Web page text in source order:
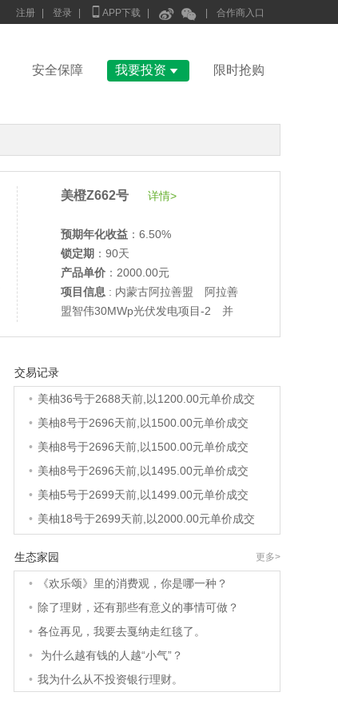
注册 登录  APP下载   合作商入口
安全保障 我要投资  限时抢购
美橙Z662号 详情>
预期年化收益 ：6.50%
锁定期 ：90天
产品单价 ：2000.00元
项目信息 : 内蒙古阿拉善盟 阿拉善
盟智伟30MWp光伏发电项目-2 并
交易记录
• 美柚40号于2687天前,以1200.00元单价成交
• 美柚36号于2688天前,以1200.00元单价成交
• 美柚8号于2696天前,以1500.00元单价成交
• 美柚8号于2696天前,以1500.00元单价成交
• 美柚8号于2696天前,以1495.00元单价成交
• 美柚5号于2699天前,以1499.00元单价成交
• 美柚18号于2699天前,以2000.00元单价成交
•
美柚3号于2700天前,以1500.00元单价成交
美柚38号于2701天前,以1500.00元单价成交
美柚20号于2715天前,以1495.00元单价成交
美柚38号于2717天前,以1500.00元单价成交
美柚10号于2717天前,以2000.00元单价成交
美柚8号于2720天前,以1490.00元单价成交
生态家园 更多>
•
《欢乐颂》里的消费观，你是哪一种？
• 除了理财，还有那些有意义的事情可做？
• 各位再见，我要去戛纳走红毯了。
•
为什么越有钱的人越“小气”？
• 我为什么从不投资银行理财。